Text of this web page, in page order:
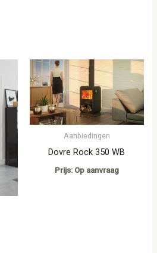
Aanbiedingen
Dovre Rock 350 WB
Prijs: Op aanvraag